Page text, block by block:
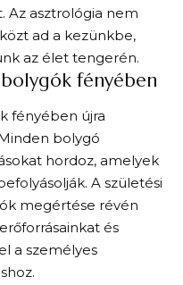
Az asztrológia nem
ad a kezünkbe,
az élet tengerén.
fényében
fényében újra
bolygó
hordoz, amelyek
A születési
megértése révén
és
a személyes